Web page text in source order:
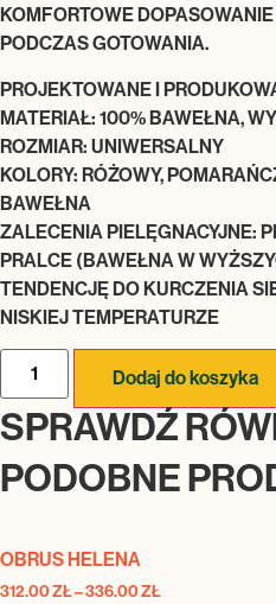
KOMFORTOWE
PODCZAS GOTOWANIA.
PROJEKTOWANE I
MATERIAŁ: 100% BAWEŁNA,
ROZMIAR: UNIWERSALNY
KOLORY: RÓŻOWY,
BAWEŁNA
ZALECENIA PIELĘGNACYJNE:
PRALCE (BAWEŁNA W
TENDENCJĘ DO KURCZENIA
NISKIEJ TEMPERATURZE
Dodaj do koszyka
SPRAWDŹ
PODOBNE
OBRUS HELENA
312.00ZŁ–336.00ZŁ